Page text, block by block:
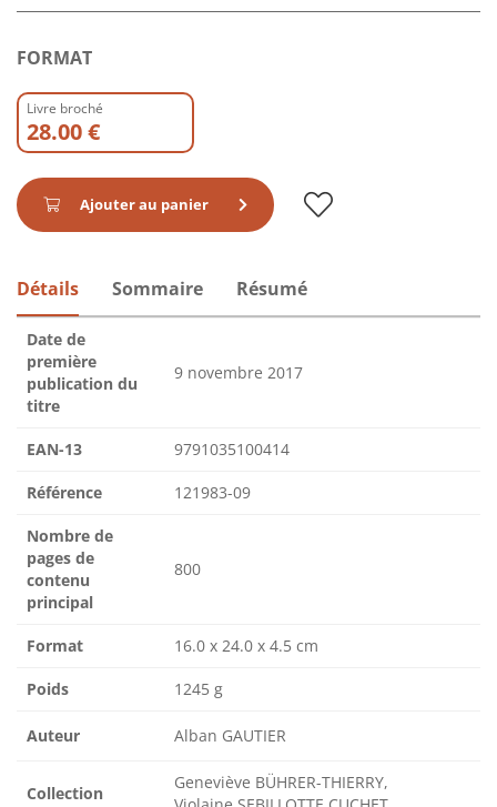
FORMAT
Livre broché
28.00 €
Ajouter au panier
Détails Sommaire Résumé
Date de
première
publication du
titre
9 novembre 2017
EAN-13 9791035100414
Référence 121983-09
Nombre de
pages de
contenu
principal
800
Format 16.0 x 24.0 x 4.5 cm
Poids 1245 g
Auteur Alban GAUTIER
Collection
Geneviève BÜHRER-THIERRY,